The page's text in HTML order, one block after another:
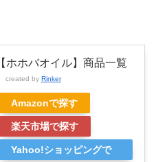
【ホホバオイル】商品一覧
created by Rinker
Amazonで探す
楽天市場で探す
Yahoo!ショッピングで